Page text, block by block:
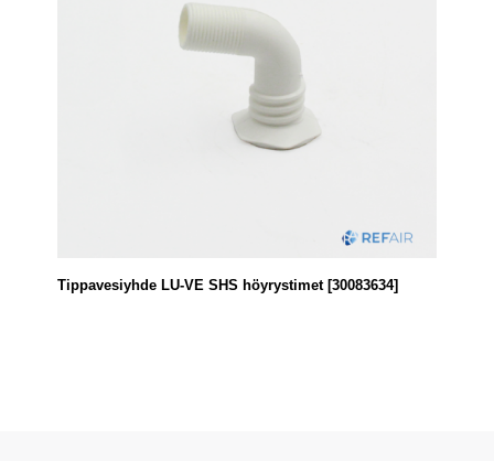
Tippavesiyhde LU-VE SHS höyrystimet [30083634]